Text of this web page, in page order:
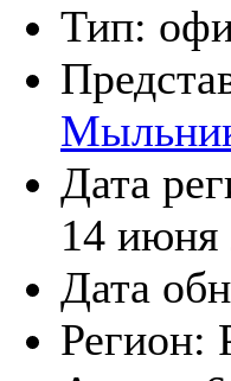
Тип:
Дата
14 июня
Дата
Регион: